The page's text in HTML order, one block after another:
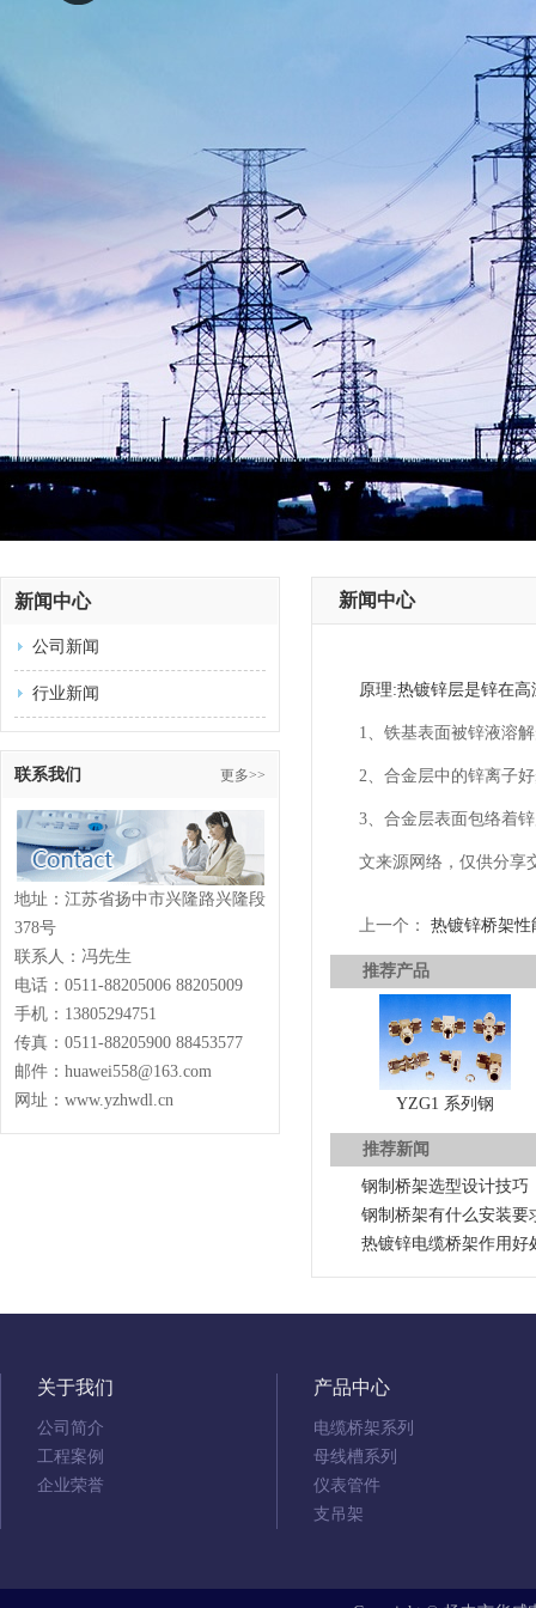
新闻中心
公司新闻
行业新闻
联系我们 更多>>
地址：江苏省扬中市兴隆路兴隆段
378号
联系人：冯先生
电话：0511-88205006 88205009
手机：13805294751
传真：0511-88205900 88453577
邮件：huawei558@163.com
网址：www.yzhwdl.cn
新闻中心
原理:热镀锌层是锌在
1、铁基表面被锌液溶
2、合金层中的锌离子
3、合金层表面包络着
文来源网络，仅供分享
上一个： 热镀锌桥架性
推荐产品
YZG1 系列钢
推荐新闻
钢制桥架选型设计技巧
钢制桥架有什么安装要
热镀锌电缆桥架作用好
关于我们
公司简介
工程案例
企业荣誉
产品中心
电缆桥架系列
母线槽系列
仪表管件
支吊架